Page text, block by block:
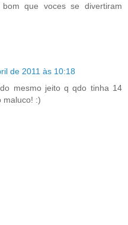
que voces se divertiram
de 2011 às 10:18
mesmo jeito q qdo tinha 14
maluco! :)